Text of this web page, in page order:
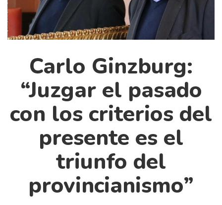
Críticas
Cultura
Documentos
Fragmentos
Gran reserva
Historia
Lagunas mentales
Libros usados
Literatura
Carlo Ginzburg:
“Juzgar el pasado
con los criterios del
presente es el
triunfo del
provincianismo”